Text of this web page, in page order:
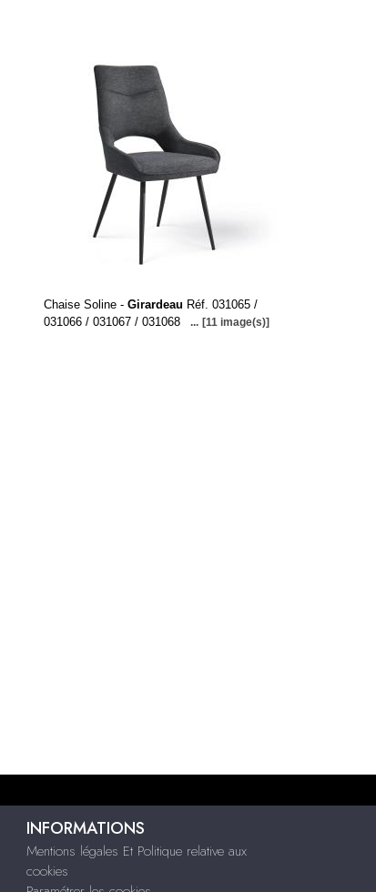
Chaise Soline - Girardeau Réf. 031065 /
031066 / 031067 / 031068
... [11 image(s)]
INFORMATIONS
Mentions légales Et Politique relative aux
cookies